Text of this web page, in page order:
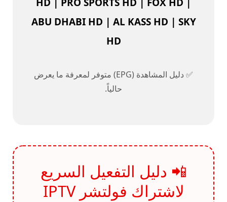
ABU DHABI HD | AL KASS HD | SKY
HD
✅ دليل المشاهدة (EPG) متوفر لمعرفة ما يعرض
حالياً.
📲 دليل التفعيل السريع
لاشتراك فولتشر IPTV